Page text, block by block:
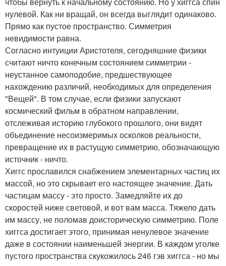
нулевой. Как ни вращай, он всегда выглядит одинаково.
Прямо как пустое пространство. Симметрия
невидимости равна.
Согласно интуиции Аристотеля, сегодняшние физики
считают ничто конечным состоянием симметрии -
неустанное самоподобие, предшествующее
нахождению различий, необходимых для определения
"Вещей". В том случае, если физики запускают
космический фильм в обратном направлении,
отслеживая историю глубокого прошлого, они видят
объединение несоизмеримых осколков реальности,
превращение их в растущую симметрию, обозначающую
источник - ничто.
Хиггс прославился снабжением элементарных частиц их
массой, но это скрывает его настоящее значение. Дать
частицам массу - это просто. Замедляйте их до
скоростей ниже световой, и вот вам масса. Тяжело дать
им массу, не поломав доисторическую симметрию. Поле
хиггса достигает этого, принимая ненулевое значение
даже в состоянии наименьшей энергии. В каждом уголке
пустого пространства скукожилось 246 гэв хиггса - но мы